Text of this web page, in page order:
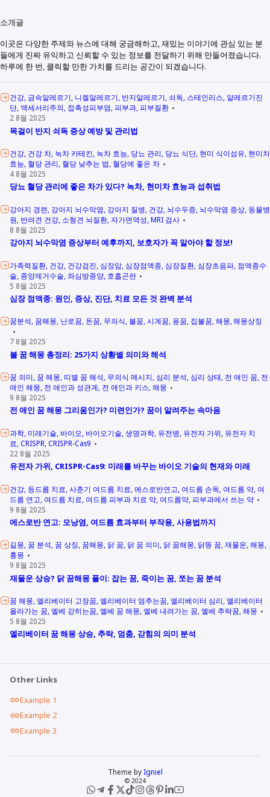
소개글
이곳은 다양한 주제와 뉴스에 대해 궁금해하고, 재밌는 이야기에 관심 있는 분
들에게 진짜 유익하고 신뢰할 수 있는 정보를 전달하기 위해 만들어졌습니다.
하루에 한 번, 클릭할 만한 가치를 드리는 공간이 되겠습니다.
건강 금속알레르기 니켈알레르기 반지알레르기 쇠독 스테인리스 알레르기진
단 액세서리주의 접촉성피부염 피부과 피부질환
2 8월 2025
목걸이 반지 쇠독 증상 예방 및 관리법
건강 건강 차 녹차 카테킨 녹차 효능 당뇨 관리 당뇨 식단 현미 식이섬유 현미차
효능 혈당 관리 혈당 낮추는 법 혈당에 좋은 차
4 8월 2025
당뇨 혈당 관리에 좋은 차가 있다? 녹차, 현미차 효능과 섭취법
강아지 경련 강아지 뇌수막염 강아지 질병 건강 뇌수두증 뇌수막염 증상 동물병
원 반려견 건강 소형견 뇌질환 자가면역성 MRI 검사
8 8월 2025
강아지 뇌수막염 증상부터 예후까지, 보호자가 꼭 알아야 할 정보!
가족력질환 건강 건강검진 심장암 심장점액종 심장질환 심장초음파 점액종수
술 종양제거수술 좌심방종양 호흡곤란
5 8월 2025
심장 점액종: 원인, 증상, 진단, 치료 모든 것 완벽 분석
꿈분석 꿈해몽 난로꿈 돈꿈 무의식 불꿈 시계꿈 용꿈 집불꿈 해몽 해몽상징
7 8월 2025
불 꿈 해몽 총정리: 25가지 상황별 의미와 해석
꿈 의미 꿈 해몽 띠별 꿈 해석 무의식 메시지 심리 분석 심리 상태 전 애인 꿈 전
애인 해몽 전 애인과 성관계 전 애인과 키스 해몽
9 8월 2025
전 애인 꿈 해몽 그리움인가? 미련인가? 꿈이 알려주는 속마음
과학 미래기술 바이오 바이오기술 생명과학 유전병 유전자 가위 유전자 치
료 CRISPR CRISPR-Cas9
22 8월 2025
유전자 가위, CRISPR-Cas9: 미래를 바꾸는 바이오 기술의 현재와 미래
건강 등드름 치료 사춘기 여드름 치료 에스로반연고 여드름 손독 여드름 약 여
드름 연고 여드름 치료 여드름 피부과 치료 약 여드름약 피부과에서 쓰는 약
9 8월 2025
에스로반 연고: 모낭염, 여드름 효과부터 부작용, 사용법까지
길몽 꿈 분석 꿈 상징 꿈해몽 닭 꿈 닭 꿈 의미 닭 꿈해몽 닭똥 꿈 재물운 해몽
흉몽
9 8월 2025
재물운 상승? 닭 꿈해몽 풀이: 잡는 꿈, 죽이는 꿈, 쪼는 꿈 분석
꿈 해몽 엘리베이터 고장꿈 엘리베이터 멈추는꿈 엘리베이터 심리 엘리베이터
올라가는 꿈 엘베 갇히는꿈 엘베 꿈 해몽 엘베 내려가는 꿈 엘베 추락꿈 해몽
5 8월 2025
엘리베이터 꿈 해몽 상승, 추락, 멈춤, 갇힘의 의미 분석
Other Links
Example 1
Example 2
Example 3
Theme by Igniel
© 2024